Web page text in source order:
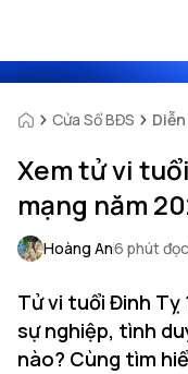
Cửa Sổ BĐS
Xem tử vi
mạng năm
Hoàng An6 phút đọc
Tử vi tuổi Đinh Tỵ
sự nghiệp, tình
nào? Cùng tìm